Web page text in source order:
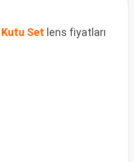
Set lens fiyatları